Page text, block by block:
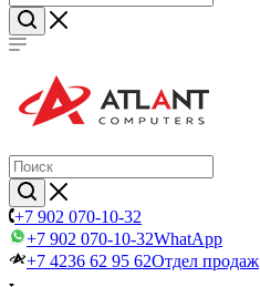
+7 902 070-10-32
+7 902 070-10-32WhatApp
+7 4236 62 95 62Отдел продаж